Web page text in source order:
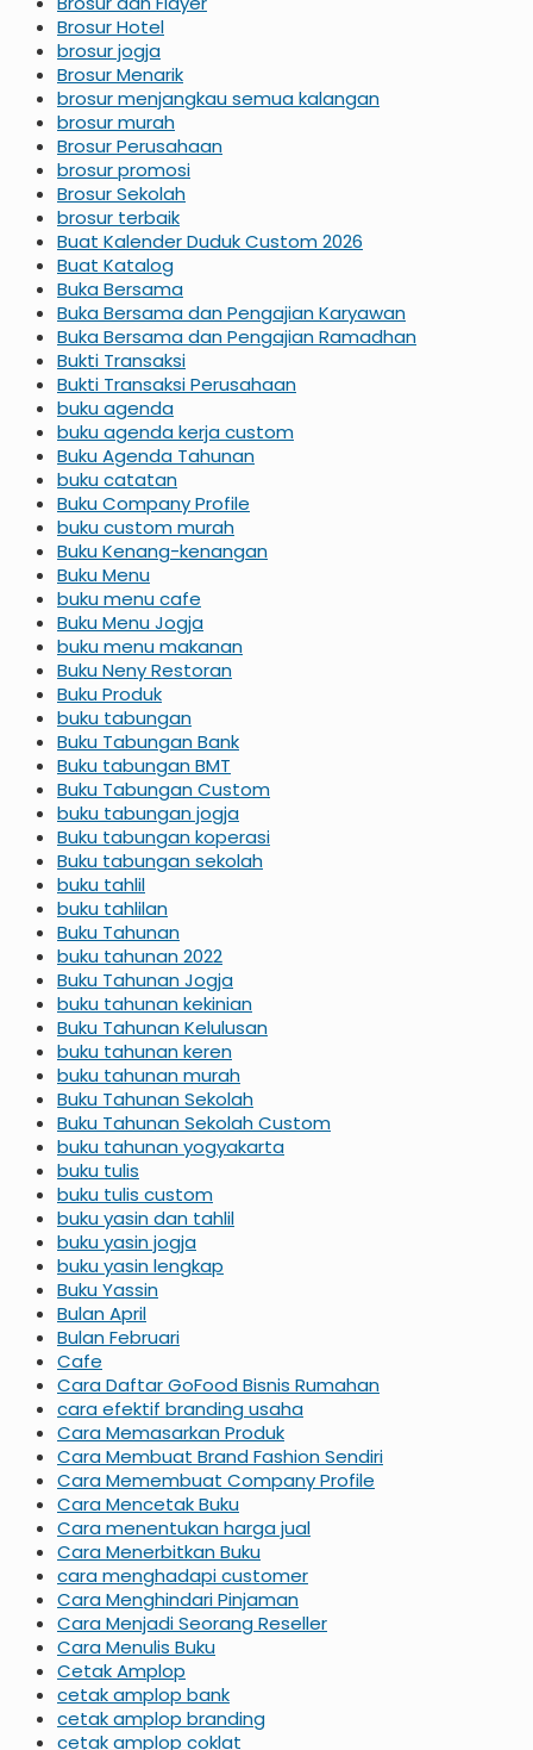
Brosur Hotel
brosur jogja
Brosur Menarik
brosur menjangkau semua kalangan
brosur murah
Brosur Perusahaan
brosur promosi
Brosur Sekolah
brosur terbaik
Buat Kalender Duduk Custom 2026
Buat Katalog
Buka Bersama
Buka Bersama dan Pengajian Karyawan
Buka Bersama dan Pengajian Ramadhan
Bukti Transaksi
Bukti Transaksi Perusahaan
buku agenda
buku agenda kerja custom
Buku Agenda Tahunan
buku catatan
Buku Company Profile
buku custom murah
Buku Kenang-kenangan
Buku Menu
buku menu cafe
Buku Menu Jogja
buku menu makanan
Buku Neny Restoran
Buku Produk
buku tabungan
Buku Tabungan Bank
Buku tabungan BMT
Buku Tabungan Custom
buku tabungan jogja
Buku tabungan koperasi
Buku tabungan sekolah
buku tahlil
buku tahlilan
Buku Tahunan
buku tahunan 2022
Buku Tahunan Jogja
buku tahunan kekinian
Buku Tahunan Kelulusan
buku tahunan keren
buku tahunan murah
Buku Tahunan Sekolah
Buku Tahunan Sekolah Custom
buku tahunan yogyakarta
buku tulis
buku tulis custom
buku yasin dan tahlil
buku yasin jogja
buku yasin lengkap
Buku Yassin
Bulan April
Bulan Februari
Cafe
Cara Daftar GoFood Bisnis Rumahan
cara efektif branding usaha
Cara Memasarkan Produk
Cara Membuat Brand Fashion Sendiri
Cara Memembuat Company Profile
Cara Mencetak Buku
Cara menentukan harga jual
Cara Menerbitkan Buku
cara menghadapi customer
Cara Menghindari Pinjaman
Cara Menjadi Seorang Reseller
Cara Menulis Buku
Cetak Amplop
cetak amplop bank
cetak amplop branding
cetak amplop coklat